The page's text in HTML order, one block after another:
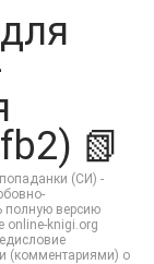
📗
(СИ) -
полную версию
online-knigi.org
(комментариями) о